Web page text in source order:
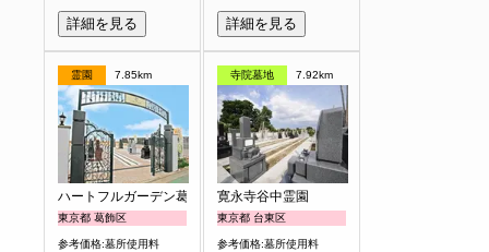
詳細を見る 詳細を見る
霊園 7.85km
ハートフルガーデン葛飾鎌倉
東京都 葛飾区
参考価格:墓所使用料
寺院墓地 7.92km
寛永寺谷中霊園
東京都 台東区
参考価格:墓所使用料